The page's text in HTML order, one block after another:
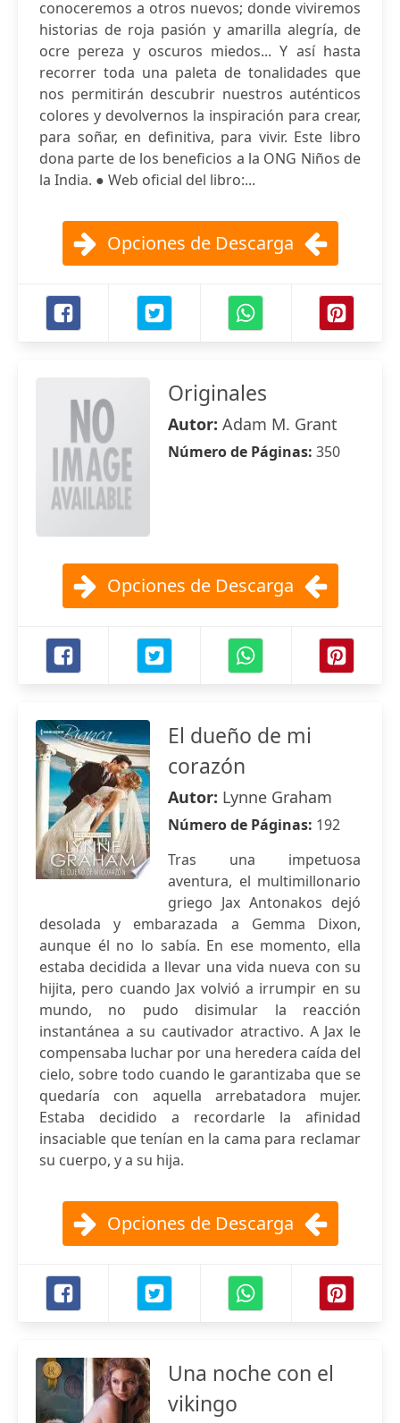
conoceremos a otros nuevos; donde viviremos
historias de roja pasión y amarilla alegría, de
ocre pereza y oscuros miedos... Y así hasta
recorrer toda una paleta de tonalidades que
nos permitirán descubrir nuestros auténticos
colores y devolvernos la inspiración para crear,
para soñar, en definitiva, para vivir. Este libro
dona parte de los beneficios a la ONG Niños de
la India. ● Web oficial del libro:...
Opciones de Descarga
Originales
Autor: Adam M. Grant
Número de Páginas: 350
Opciones de Descarga
El dueño de mi
corazón
Autor: Lynne Graham
Número de Páginas: 192
Tras una impetuosa
aventura, el multimillonario
griego Jax Antonakos dejó
desolada y embarazada a Gemma Dixon,
aunque él no lo sabía. En ese momento, ella
estaba decidida a llevar una vida nueva con su
hijita, pero cuando Jax volvió a irrumpir en su
mundo, no pudo disimular la reacción
instantánea a su cautivador atractivo. A Jax le
compensaba luchar por una heredera caída del
cielo, sobre todo cuando le garantizaba que se
quedaría con aquella arrebatadora mujer.
Estaba decidido a recordarle la afinidad
insaciable que tenían en la cama para reclamar
su cuerpo, y a su hija.
Opciones de Descarga
Una noche con el
vikingo